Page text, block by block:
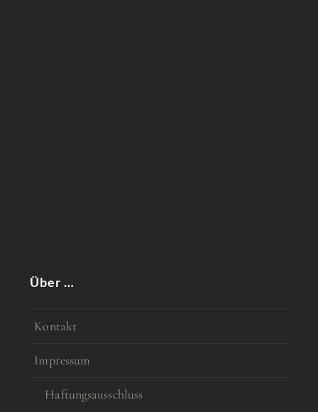
Über …
Kontakt
Impressum
Haftungsausschluss